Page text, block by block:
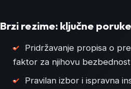
Brzi rezime: ključne poruke
Pridržavanje propisa o
faktor za njihovu
Pravilan izbor i ispravna